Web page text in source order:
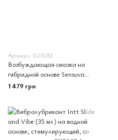
Артикул: SO3282
Возбуждающая смазка на
гибридной основе Sensuva
Ultra-Stimulating ON Insane
Ice (240 мл)
1 479 грн